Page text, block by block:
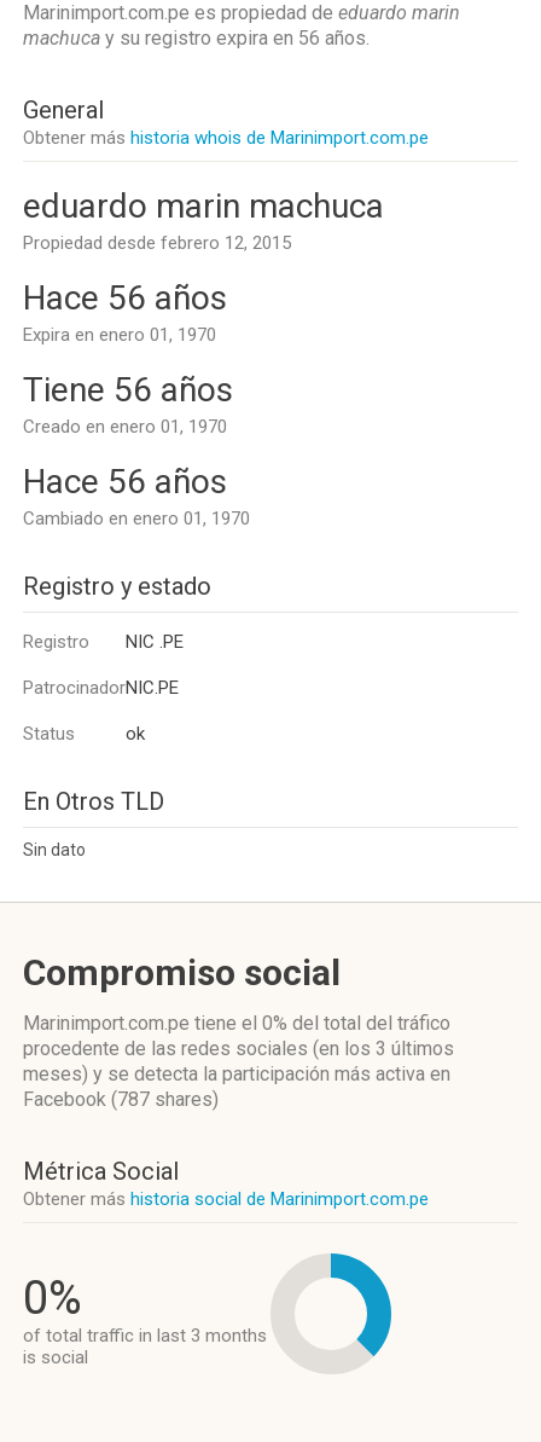
Marinimport.com.pe es propiedad de eduardo marin
machuca y su registro expira en 56 años.
General
Obtener más historia whois de Marinimport.com.pe
eduardo marin machuca
Propiedad desde febrero 12, 2015
Hace 56 años
Expira en enero 01, 1970
Tiene 56 años
Creado en enero 01, 1970
Hace 56 años
Cambiado en enero 01, 1970
Registro y estado
Registro NIC .PE
PatrocinadorNIC.PE
Status ok
En Otros TLD
Sin dato
Compromiso social
Marinimport.com.pe tiene el 0% del total del tráfico
procedente de las redes sociales (en los 3 últimos
meses) y se detecta la participación más activa en
Facebook (787 shares)
Métrica Social
Obtener más historia social de Marinimport.com.pe
0%
of total traffic in last 3 months
is social